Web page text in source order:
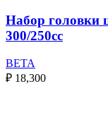
Набор головки
300/250cc
BETA
₽ 18,300